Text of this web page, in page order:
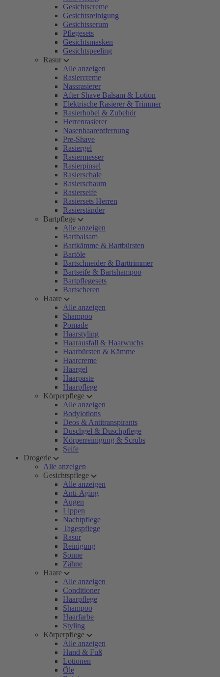
Gesichtscreme
Gesichtsreinigung
Gesichtsserum
Pflegesets
Gesichtsmasken
Gesichtspeeling
Rasur
Alle anzeigen
Rasiercreme
Nassrasierer
After Shave Balsam & Lotion
Elektrische Rasierer & Trimmer
Rasierhobel & Zubehör
Herrenrasierer
Nasenhaarentfernung
Pre-Shave
Rasiergel
Rasiermesser
Rasierpinsel
Rasierschale
Rasierschaum
Rasierseife
Rasiersets Herren
Rasierständer
Bartpflege
Alle anzeigen
Bartbalsam
Bartkämme & Bartbürsten
Bartöle
Bartschneider & Barttrimmer
Bartseife & Bartshampoo
Bartpflegesets
Bartscheren
Haare
Alle anzeigen
Shampoo
Pomade
Haarstyling
Haarausfall & Haarwuchs
Haarbürsten & Kämme
Haarcreme
Haargel
Haarpaste
Haarpflege
Körperpflege
Alle anzeigen
Bodylotions
Deos & Antitranspirants
Duschgel & Duschpflege
Körperreinigung & Scrubs
Seife
Drogerie
Alle anzeigen
Gesichtspflege
Alle anzeigen
Anti-Aging
Augen
Lippen
Nachtpflege
Tagespflege
Rasur
Reinigung
Sonne
Zähne
Haare
Alle anzeigen
Conditioner
Haarpflege
Shampoo
Haarfarbe
Styling
Körperpflege
Alle anzeigen
Hand & Fuß
Lotionen
Öle